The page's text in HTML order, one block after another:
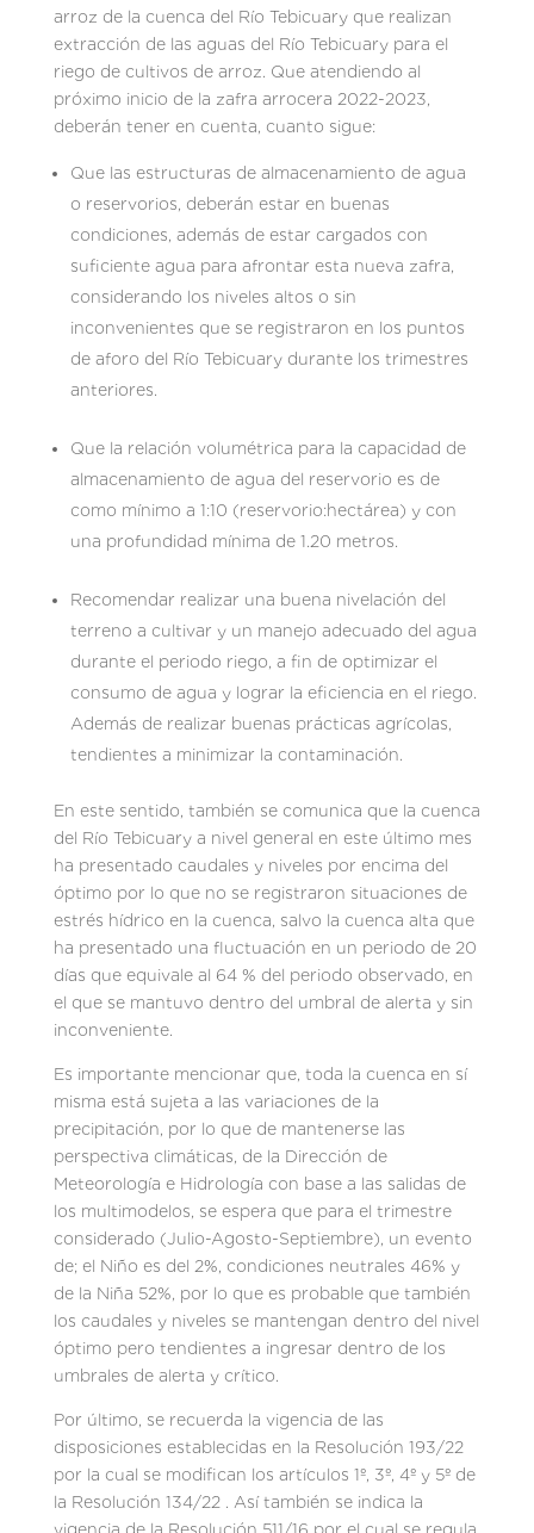
arroz de la cuenca del Río Tebicuary que realizan
extracción de las aguas del Río Tebicuary para el
riego de cultivos de arroz. Que atendiendo al
próximo inicio de la zafra arrocera 2022-2023,
deberán tener en cuenta, cuanto sigue:
Que las estructuras de almacenamiento de agua
o reservorios, deberán estar en buenas
condiciones, además de estar cargados con
suficiente agua para afrontar esta nueva zafra,
considerando los niveles altos o sin
inconvenientes que se registraron en los puntos
de aforo del Río Tebicuary durante los trimestres
anteriores.
Que la relación volumétrica para la capacidad de
almacenamiento de agua del reservorio es de
como mínimo a 1:10 (reservorio:hectárea) y con
una profundidad mínima de 1.20 metros.
Recomendar realizar una buena nivelación del
terreno a cultivar y un manejo adecuado del agua
durante el periodo riego, a fin de optimizar el
consumo de agua y lograr la eficiencia en el riego.
Además de realizar buenas prácticas agrícolas,
tendientes a minimizar la contaminación.
En este sentido, también se comunica que la cuenca
del Río Tebicuary a nivel general en este último mes
ha presentado caudales y niveles por encima del
óptimo por lo que no se registraron situaciones de
estrés hídrico en la cuenca, salvo la cuenca alta que
ha presentado una fluctuación en un periodo de 20
días que equivale al 64 % del periodo observado, en
el que se mantuvo dentro del umbral de alerta y sin
inconveniente.
Es importante mencionar que, toda la cuenca en sí
misma está sujeta a las variaciones de la
precipitación, por lo que de mantenerse las
perspectiva climáticas, de la Dirección de
Meteorología e Hidrología con base a las salidas de
los multimodelos, se espera que para el trimestre
considerado (Julio-Agosto-Septiembre), un evento
de; el Niño es del 2%, condiciones neutrales 46% y
de la Niña 52%, por lo que es probable que también
los caudales y niveles se mantengan dentro del nivel
óptimo pero tendientes a ingresar dentro de los
umbrales de alerta y crítico.
Por último, se recuerda la vigencia de las
disposiciones establecidas en la Resolución 193/22
por la cual se modifican los artículos 1º, 3º, 4º y 5º de
la Resolución 134/22 . Así también se indica la
vigencia de la Resolución 511/16 por el cual se regula